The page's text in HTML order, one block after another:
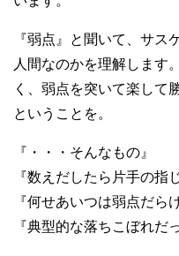
『弱点』と聞いて、サス
人間なのかを理解します
く、弱点を突いて楽して
ということを。
『・・・そんなもの』
『数えだしたら片手の指
『何せあいつは弱点だら
『典型的な落ちこぼれだ